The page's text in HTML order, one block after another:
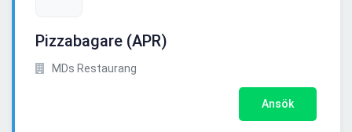
Pizzabagare (APR)
MDs Restaurang
Ansök